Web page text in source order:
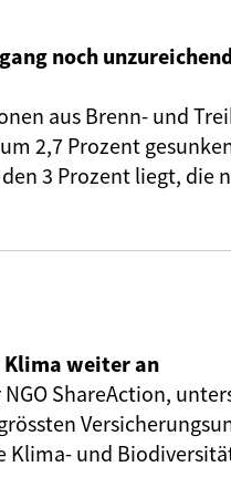
noch
aus Brenn- und
2,7 Prozent
3 Prozent liegt, die
Klima weiter an
ShareAction,
Klima- und